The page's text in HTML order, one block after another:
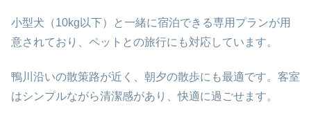
小型犬（10kg以下）と一緒に宿泊できる専用プランが用
意されており、ペットとの旅行にも対応しています。
鴨川沿いの散策路が近く、朝夕の散歩にも最適です。客室
はシンプルながら清潔感があり、快適に過ごせます。